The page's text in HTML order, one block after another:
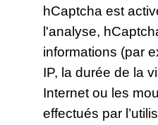
hCaptcha est
l'analyse,
informations (par
IP, la durée de la
Internet ou les
effectués par